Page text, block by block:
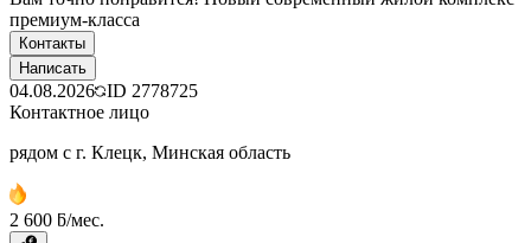
премиум-класса
Контакты
Написать
04.08.2026 ID 2778725
Контактное лицо
рядом с г. Клецк, Минская область
2 600 ƃ/мес.